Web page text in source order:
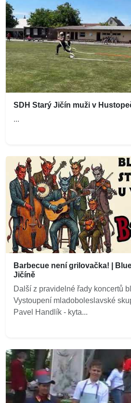
SDH Starý Jičín muži v
...
Barbecue není grilovačka! |
Jičíně
Další z pravidelné řady koncertů
Vystoupení mladoboleslavské
Pavel Handlík - kyta...